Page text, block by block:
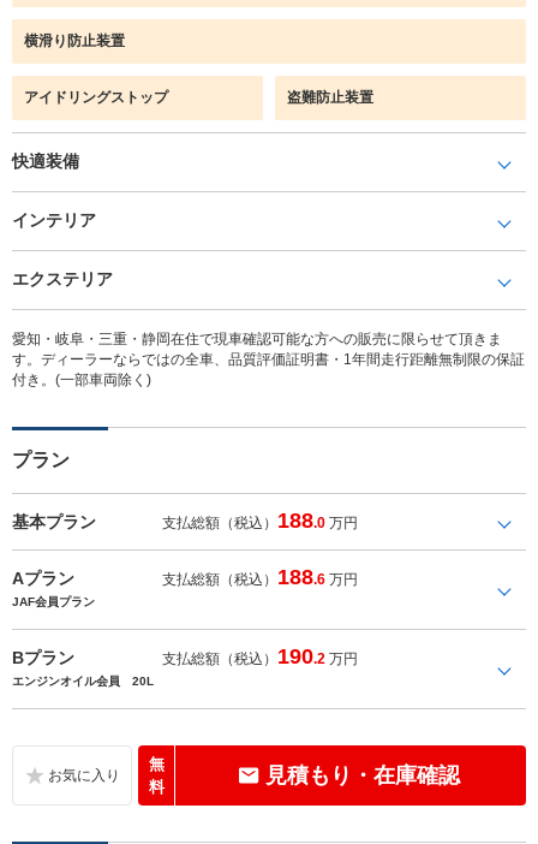
横滑り防止装置
アイドリングストップ 盗難防止装置
快適装備
インテリア
エクステリア
愛知・岐阜・三重・静岡在住で現車確認可能な方への販売に限らせて頂きま
す。ディーラーならではの全車、品質評価証明書・1年間走行距離無制限の保証
付き。(一部車両除く)
プラン
基本プラン 支払総額（税込） 188.0 万円
Aプラン 支払総額（税込） 188.6 万円
JAF会員プラン
Bプラン 支払総額（税込） 190.2 万円
エンジンオイル会員 20L
無
料
見積もり・在庫確認